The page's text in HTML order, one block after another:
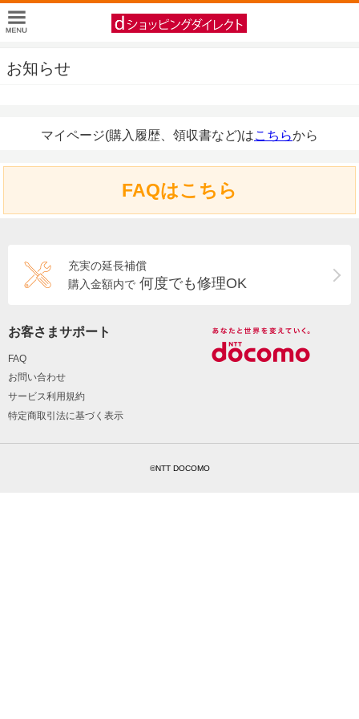
お知らせ
マイページ(購入履歴、領収書など)はこちらから
FAQはこちら
充実の延長補償
購入金額内で 何度でも修理OK
お客さまサポート
FAQ
お問い合わせ
サービス利用規約
特定商取引法に基づく表示
©NTT DOCOMO